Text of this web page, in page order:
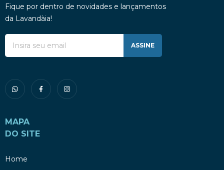
Fique por dentro de novidades e lançamentos
da Lavandàia!
ASSINE
MAPA
DO SITE
Home